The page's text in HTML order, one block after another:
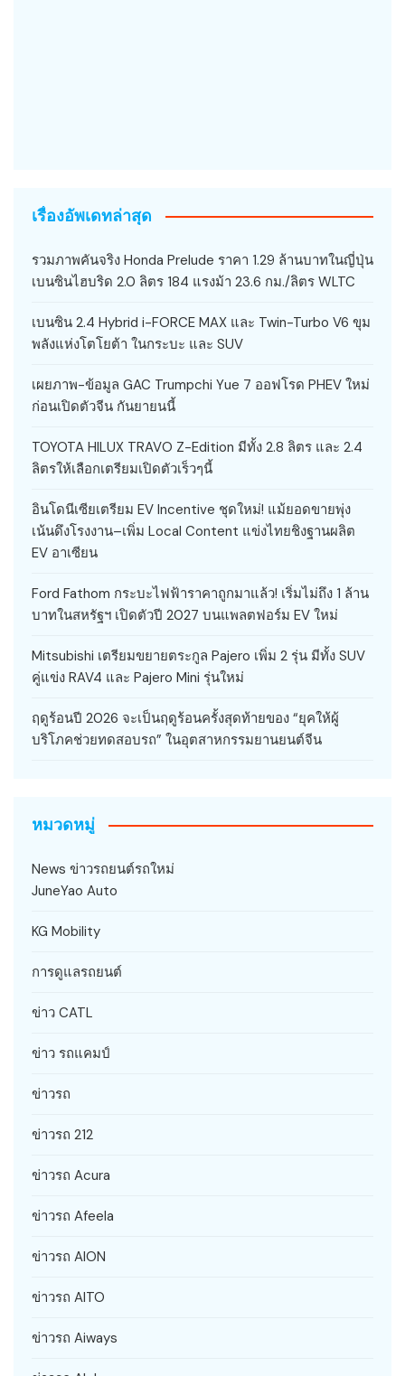
เรื่องอัพเดทล่าสุด
รวมภาพคันจริง Honda Prelude ราคา 1.29 ล้านบาทในญี่ปุ่น
เบนซินไฮบริด 2.0 ลิตร 184 แรงม้า 23.6 กม./ลิตร WLTC
เบนซิน 2.4 Hybrid i-FORCE MAX และ Twin-Turbo V6 ขุม
พลังแห่งโตโยต้า ในกระบะ และ SUV
เผยภาพ-ข้อมูล GAC Trumpchi Yue 7 ออฟโรด PHEV ใหม่
ก่อนเปิดตัวจีน กันยายนนี้
TOYOTA HILUX TRAVO Z-Edition มีทั้ง 2.8 ลิตร และ 2.4
ลิตรให้เลือกเตรียมเปิดตัวเร็วๆนี้
อินโดนีเซียเตรียม EV Incentive ชุดใหม่! แม้ยอดขายพุ่ง
เน้นดึงโรงงาน–เพิ่ม Local Content แข่งไทยชิงฐานผลิต
EV อาเซียน
Ford Fathom กระบะไฟฟ้าราคาถูกมาแล้ว! เริ่มไม่ถึง 1 ล้าน
บาทในสหรัฐฯ เปิดตัวปี 2027 บนแพลตฟอร์ม EV ใหม่
Mitsubishi เตรียมขยายตระกูล Pajero เพิ่ม 2 รุ่น มีทั้ง SUV
คู่แข่ง RAV4 และ Pajero Mini รุ่นใหม่
ฤดูร้อนปี 2026 จะเป็นฤดูร้อนครั้งสุดท้ายของ “ยุคให้ผู้
บริโภคช่วยทดสอบรถ” ในอุตสาหกรรมยานยนต์จีน
หมวดหมู่
News ข่าวรถยนต์รถใหม่
JuneYao Auto
KG Mobility
การดูแลรถยนต์
ข่าว CATL
ข่าว รถแคมป์
ข่าวรถ
ข่าวรถ 212
ข่าวรถ Acura
ข่าวรถ Afeela
ข่าวรถ AION
ข่าวรถ AITO
ข่าวรถ Aiways